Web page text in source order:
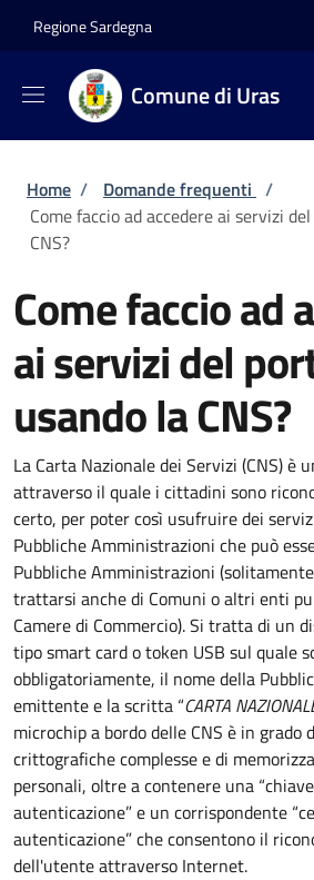
Regione Sardegna
Comune di Uras
Briciole di pane
Home / Domande frequenti /
Come faccio ad accedere ai servizi
CNS?
Come faccio ad
ai servizi del
usando la CNS?
La Carta Nazionale dei Servizi (CNS) è
attraverso il quale i cittadini sono
certo, per poter così usufruire dei
Pubbliche Amministrazioni che può
Pubbliche Amministrazioni
trattarsi anche di Comuni o altri enti
Camere di Commercio).Si tratta di un
tiposmart cardo token USB sul quale
obbligatoriamente, il nome della
emittente e la scritta “CARTA
microchip a bordo delle CNS è in grado
crittografiche complesse e di
personali, oltre a contenere una
autenticazione” e un corrispondente
autenticazione” che consentono il
dell'utente attraverso Internet.